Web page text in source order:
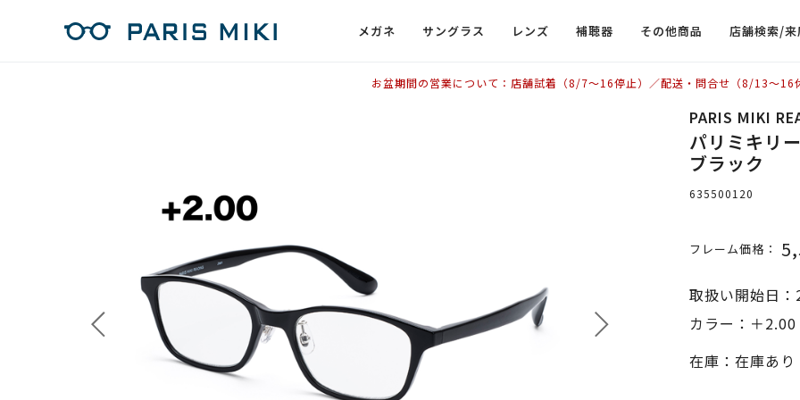
メガネ サングラス レンズ 補聴器 その他商品 店舗検索/
お盆期間の営業について：店舗試着（8/7〜16停止）／配送・問合せ（8/13〜16
PARIS MIKI
パリミキリ
ブラック
635500120
フレーム価格：
取扱い開始日
カラー：＋
在庫：在庫あり